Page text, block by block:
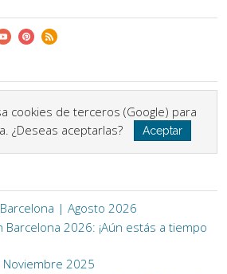
cookies de terceros (Google) para
¿Deseas aceptarlas?
Aceptar
| Agosto 2026
2026: ¡Aún estás a tiempo
Noviembre 2025